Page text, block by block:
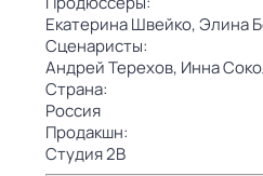
Екатерина Швейко,Элина
Сценаристы:
Андрей Терехов, Инна
Страна:
Россия
Продакшн:
Студия 2B